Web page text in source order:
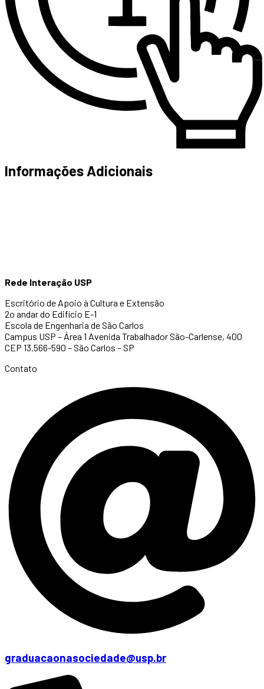
Informações Adicionais
Rede Interação USP
Escritório de Apoio à Cultura e Extensão
2o andar do Edifício E-1
Escola de Engenharia de São Carlos
Campus USP – Área 1 Avenida Trabalhador São-Carlense, 400
CEP 13.566-590 – São Carlos – SP
Contato
graduacaonasociedade@usp.br